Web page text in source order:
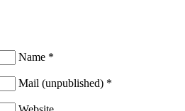
Name *
Mail (unpublished) *